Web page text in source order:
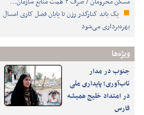
یک باند کنارگذر رزن تا پایان فصل کاری امسال
بهره‌برداری می‌شود
ویژه‌ها
جنوب در مدار
تاب‌آوری؛ پایداری ملی
در امتداد خلیج همیشه
فارس